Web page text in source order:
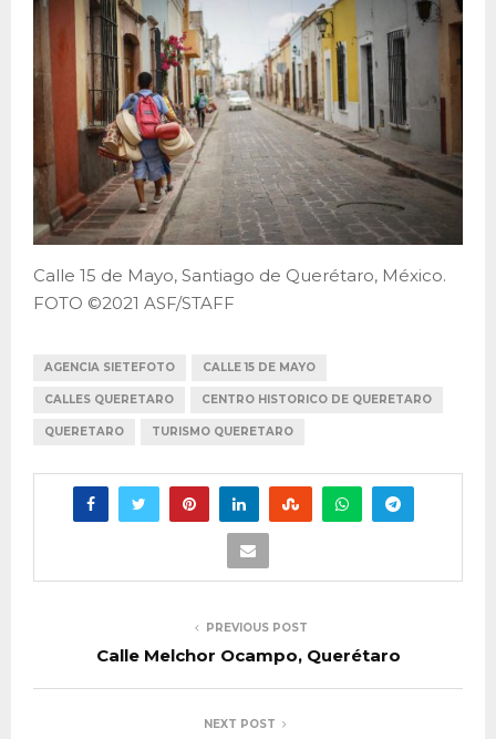
Calle 15 de Mayo, Santiago de Querétaro, México.
FOTO ©2021 ASF/STAFF
AGENCIA SIETEFOTO CALLE 15 DE MAYO
CALLES QUERETARO CENTRO HISTORICO DE QUERETARO
QUERETARO TURISMO QUERETARO
PREVIOUS POST
Calle Melchor Ocampo, Querétaro
NEXT POST